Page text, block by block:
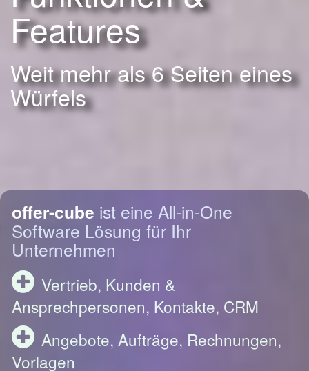
Features
Weit mehr als 6 Seiten eines
Würfels
offer-cube ist eine All-in-One
Software Lösung für Ihr
Unternehmen
Vertrieb, Kunden &
Ansprechpersonen, Kontakte, CRM
Angebote, Aufträge, Rechnungen,
Vorlagen